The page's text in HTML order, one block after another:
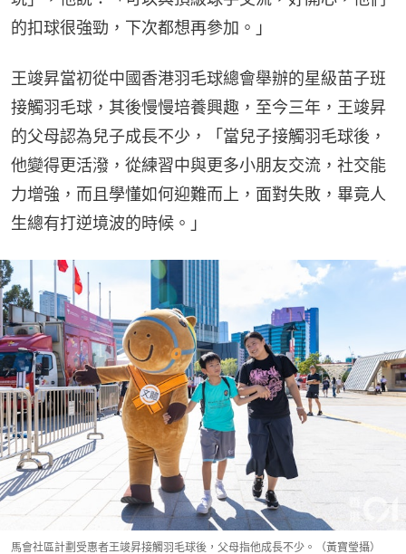
的扣球很強勁，下次都想再參加。」
王竣昇當初從中國香港羽毛球總會舉辦的星級苗子班
接觸羽毛球，其後慢慢培養興趣，至今三年，王竣昇
的父母認為兒子成長不少，「當兒子接觸羽毛球後，
他變得更活潑，從練習中與更多小朋友交流，社交能
力增強，而且學懂如何迎難而上，面對失敗，畢竟人
生總有打逆境波的時候。」
馬會社區計劃受惠者王竣昇接觸羽毛球後，父母指他成長不少。（黃寶瑩攝）